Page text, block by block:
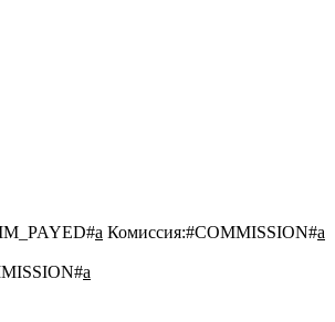
a Комиссия:#COMMISSION#a
a